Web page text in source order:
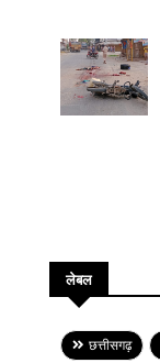
लेबल
छत्तीसगढ़